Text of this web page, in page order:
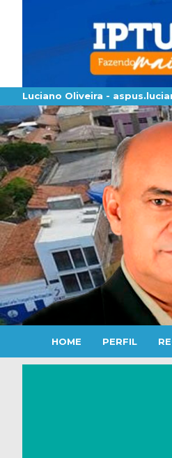
Luciano Oliveira -
HOME PERFIL